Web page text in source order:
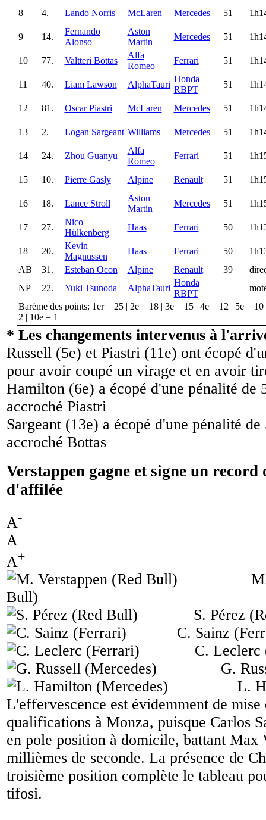
8 4. Lando Norris McLaren Mercedes 51
9 14.
Fernando
Alonso
Aston
Martin
Mercedes 51
10 77. Valtteri Bottas
Alfa
Romeo
Ferrari 51
11 40. Liam Lawson AlphaTauri
Honda
RBPT
51
12 81. Oscar Piastri McLaren Mercedes 51
13 2. Logan Sargeant Williams Mercedes 51
14 24. Zhou Guanyu
Alfa
Romeo
Ferrari 51
15 10. Pierre Gasly Alpine Renault 51
16 18. Lance Stroll
Aston
Martin
Mercedes 51
17 27.
Nico
Hülkenberg
Haas Ferrari 50
18 20.
Kevin
Magnussen
Haas Ferrari 50
AB
31. Esteban Ocon Alpine Renault 39
NP
22. Yuki Tsunoda AlphaTauri
Honda
RBPT
Barème des points: 1er = 25 | 2e = 18 | 3e = 15 | 4e = 12 | 5e =
2 | 10e = 1
* Les changements intervenus à
Russell (5e) et Piastri (11e) ont écopé
pour avoir coupé un virage et en avoir
Hamilton (6e) a écopé d'une pénalité de
accroché Piastri
Sargeant (13e) a écopé d'une pénalité
accroché Bottas
Verstappen gagne et signe un record
d'affilée
A-
A
A+
Bull)
S. Pérez
C. Sainz
C. Leclerc
G.
L.
L'effervescence est évidemment de
qualifications à Monza, puisque Carlos
en pole position à domicile, battant Max
millièmes de seconde. La présence de
troisième position complète le tableau
tifosi.